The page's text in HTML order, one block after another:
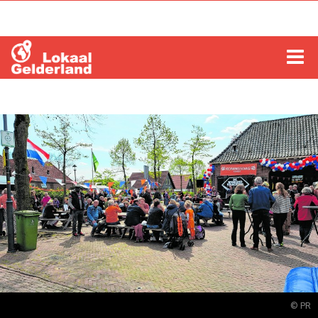
LOCHEM
ZUTPHEN
COLUMNS
RADIO
ZOEKEN
© PR